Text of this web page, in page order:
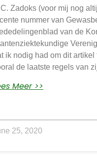
Zadoks (voor mij nog
nummer van
van de
ik nodig had om dit
de laatste regels van
Meer >>
25, 2020